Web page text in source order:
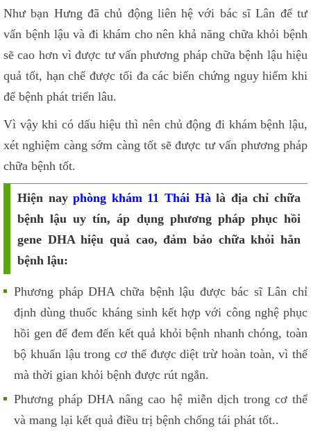
Như bạn Hưng đã chủ động liên hệ với bác sĩ Lân để tư
vấn bệnh lậu và đi khám cho nên khả năng chữa khỏi bệnh
sẽ cao hơn vì được tư vấn phương pháp chữa bệnh lậu hiệu
quả tốt, hạn chế được tối đa các biến chứng nguy hiểm khi
để bệnh phát triển lâu.
Vì vậy khi có dấu hiệu thì nên chủ động đi khám bệnh lậu,
xét nghiệm càng sớm càng tốt sẽ được tư vấn phương pháp
chữa bệnh tốt.
Hiện nayphòng khám 11 Thái Hàlà địa chỉ chữa
bệnh lậu uy tín, áp dụng phương pháp phục hồi
gene DHA hiệu quả cao, đảm bảo chữa khỏi hẳn
bệnh lậu:
Phương pháp DHA chữa bệnh lậu được bác sĩ Lân chỉ
định dùng thuốc kháng sinh kết hợp với công nghệ phục
hồi gen để đem đến kết quả khỏi bệnh nhanh chóng, toàn
bộ khuẩn lậu trong cơ thể được diệt trừ hoàn toàn, vì thế
mà thời gian khỏi bệnh được rút ngắn.
Phương pháp DHA nâng cao hệ miễn dịch trong cơ thể
và mang lại kết quả điều trị bệnh chống tái phát tốt..